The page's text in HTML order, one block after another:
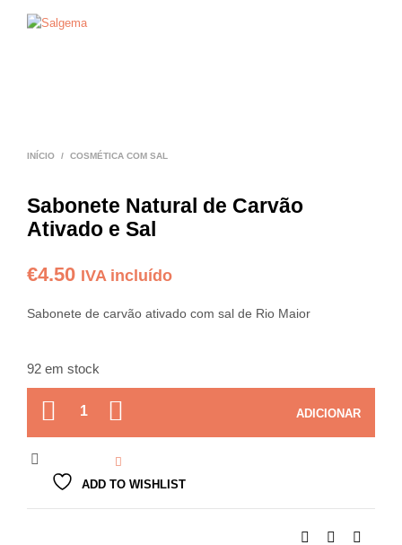
INÍCIO / COSMÉTICA COM SAL
Sabonete Natural de Carvão
Ativado e Sal
€4.50 IVA incluído
Sabonete de carvão ativado com sal de Rio Maior
92 em stock
QUANTIDADE
ADICIONAR
ADD TO WISHLIST